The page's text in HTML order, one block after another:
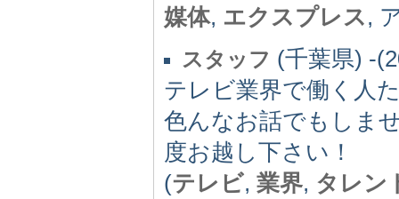
媒体, エクスプレス,
スタッフ (千葉県) -
テレビ業界で働く人
色んなお話でもしま
度お越し下さい！
(テレビ, 業界, タレン